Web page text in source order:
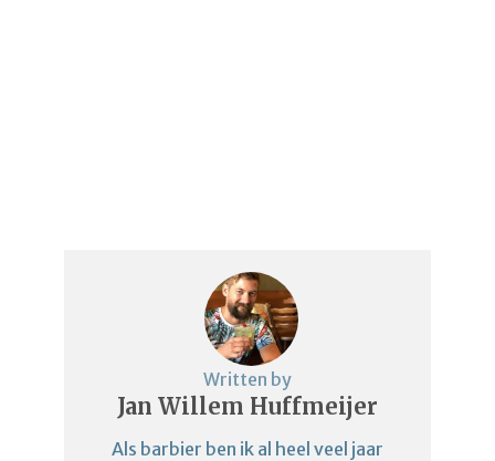
Written by
Jan Willem Huffmeijer
Als barbier ben ik al heel veel jaar